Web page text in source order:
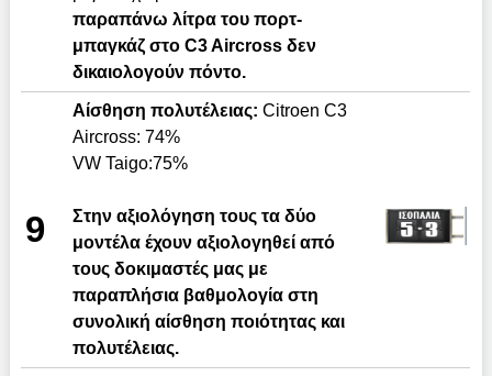
παραπάνω λίτρα του πορτ-
μπαγκάζ στο C3Aircrossδεν
δικαιολογούν πόντο.
9
Αίσθηση πολυτέλειας: Citroen C3
Aircross: 74%
VW Taigo:75%
Στην αξιολόγηση τους τα δύο
μοντέλα έχουν αξιολογηθεί από
τους δοκιμαστές μας με
παραπλήσια βαθμολογία στη
συνολική αίσθηση ποιότητας και
πολυτέλειας.